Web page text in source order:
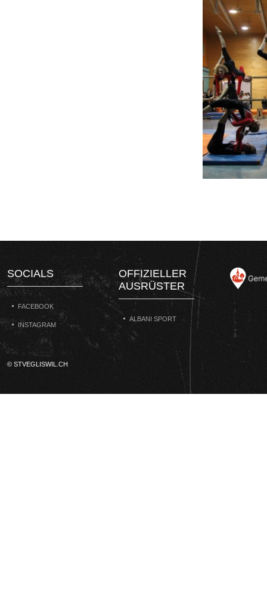
SOCIALS
FACEBOOK
INSTAGRAM
OFFIZIELLER
AUSRÜSTER
ALBANI SPORT
© STVEGLISWIL.CH